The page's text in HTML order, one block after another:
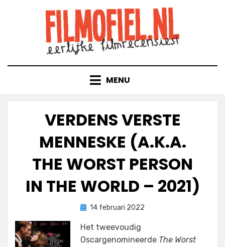
MENU
VERDENS VERSTE
MENNESKE (A.K.A.
THE WORST PERSON
IN THE WORLD – 2021)
doorFilmofiel.nl
Geplaatst
14 februari 2022
Het tweevoudig
Oscargenomineerde The Worst